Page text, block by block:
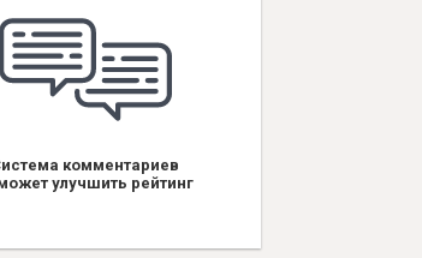
комментариев
улучшить рейтинг